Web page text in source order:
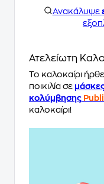
Ανακάλυψε
Ατελείωτη
Το καλοκαίρι
ποικιλία σε
κολύμβησης
καλοκαίρι!